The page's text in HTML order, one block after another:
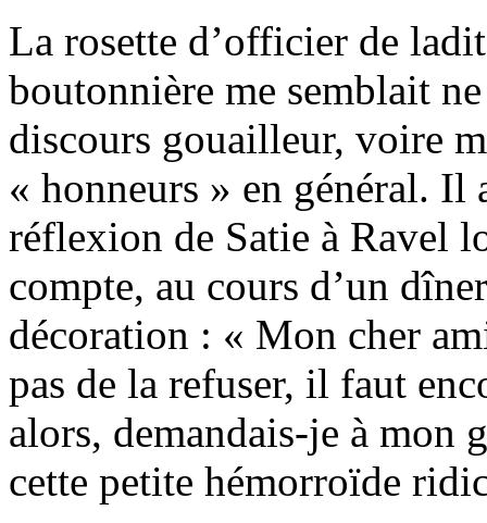
La rosette d’officier de
boutonnière me semblait
discours gouailleur, voire
« honneurs » en général. Il
réflexion de Satie à Ravel
compte, au cours d’un
décoration : « Mon cher
pas de la refuser, il faut
alors, demandais-je à mon
cette petite hémorroïde